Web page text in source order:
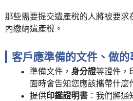
那些需要提交遺產稅的人將被要求
內繳納遺產稅。
客戶應準備的文件、做的
準備文件， 身分證等證件，
面時會告知您應該攜帶什麼
提供印鑑證明書 ：我們將通